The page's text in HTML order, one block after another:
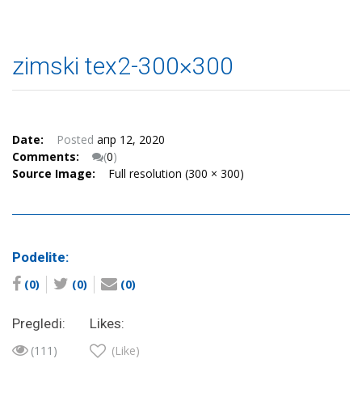
zimski tex2-300×300
Date: Posted апр 12, 2020
Comments:
(0)
Source Image:
Full resolution (300 × 300)
Podelite:
(0) (0) (0)
Pregledi:
(111)
Likes:
(Like)